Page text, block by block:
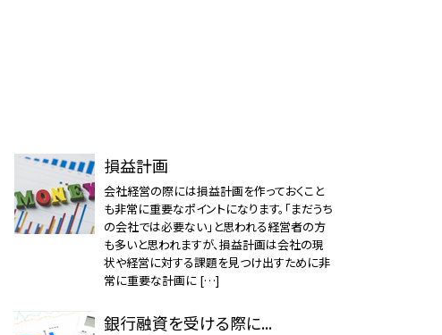
損益計画
会社経営の際には損益計画を作っておくこと
も非常に重要なポイントになります。「まだうち
の会社では必要ない」と思われる経営者の方
も多いと思われますが、損益計画は会社の現
状や経営に対する課題を見つけ出すために非
常に重要な計画に […]
銀行融資を受ける際に...